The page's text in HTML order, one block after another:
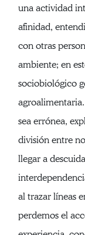
una actividad
afinidad,
con otras
ambiente; en
sociobiológico
sea errónea,
división entre
llegar a
al trazar líneas
perdemos el